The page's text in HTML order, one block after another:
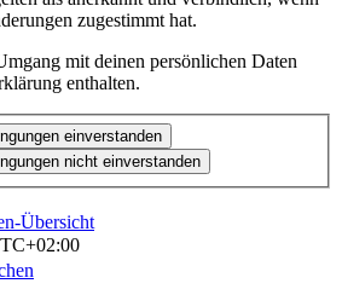
zugestimmt hat.
mit deinen persönlichen Daten
enthalten.
Übersicht